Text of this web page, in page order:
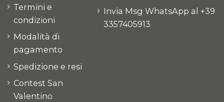
Termini e
condizioni
Modalità di
pagamento
Spedizione e resi
Contest San
Valentino
Invia Msg WhatsApp al +39
3357405913